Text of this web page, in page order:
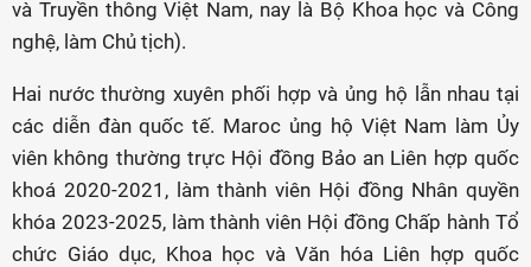
và Truyền thông Việt Nam, nay là Bộ Khoa học và Công
nghệ, làm Chủ tịch).
Hai nước thường xuyên phối hợp và ủng hộ lẫn nhau tại
các diễn đàn quốc tế. Maroc ủng hộ Việt Nam làm Ủy
viên không thường trực Hội đồng Bảo an Liên hợp quốc
khoá 2020-2021, làm thành viên Hội đồng Nhân quyền
khóa 2023-2025, làm thành viên Hội đồng Chấp hành Tổ
chức Giáo dục, Khoa học và Văn hóa Liên hợp quốc